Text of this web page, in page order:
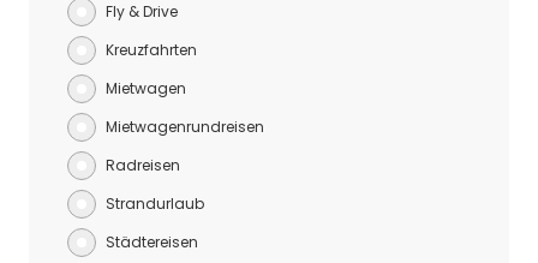
Fly & Drive
Kreuzfahrten
Mietwagen
Mietwagenrundreisen
Radreisen
Strandurlaub
Städtereisen